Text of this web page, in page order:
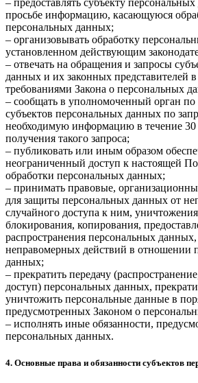
– предоставлять субъекту
просьбе информацию, касающуюся
персональных данных;
– организовывать обработку
установленном действующим
– отвечать на обращения и запросы
данных и их законных представителей в
требованиями Закона о персональных
– сообщать в уполномоченный орган по
субъектов персональных данных по
необходимую информацию в течение 30
получения такого запроса;
– публиковать или иным образом
неограниченный доступ к настоящей
обработки персональных данных;
– принимать правовые,
для защиты персональных данных от
случайного доступа к ним,
блокирования, копирования,
распространения персональных
неправомерных действий в отношении
данных;
– прекратить передачу
доступ) персональных данных,
уничтожить персональные данные в
предусмотренных Законом о
– исполнять иные обязанности,
персональных данных.
4. Основные права и обязанности субъектов